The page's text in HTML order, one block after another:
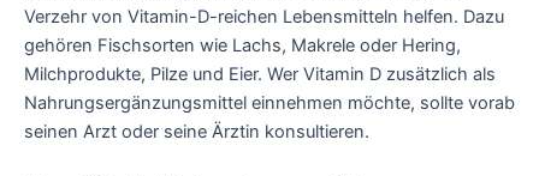
Verzehr von Vitamin-D-reichen Lebensmitteln helfen. Dazu
gehören Fischsorten wie Lachs, Makrele oder Hering,
Milchprodukte, Pilze und Eier. Wer Vitamin D zusätzlich als
Nahrungsergänzungsmittel einnehmen möchte, sollte vorab
seinen Arzt oder seine Ärztin konsultieren.